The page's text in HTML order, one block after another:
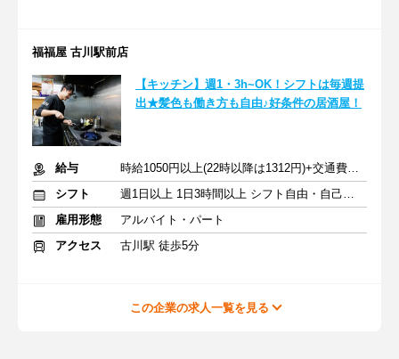
福福屋 古川駅前店
【キッチン】週1・3h~OK！シフトは毎週提
出★髪色も働き方も自由♪好条件の居酒屋！
給与
時給1050円以上(22時以降は1312円)+交通費規定内支給
シフト
週1日以上 1日3時間以上 シフト自由・自己申告
雇用形態
アルバイト・パート
アクセス
古川駅 徒歩5分
この企業の求人一覧を見る